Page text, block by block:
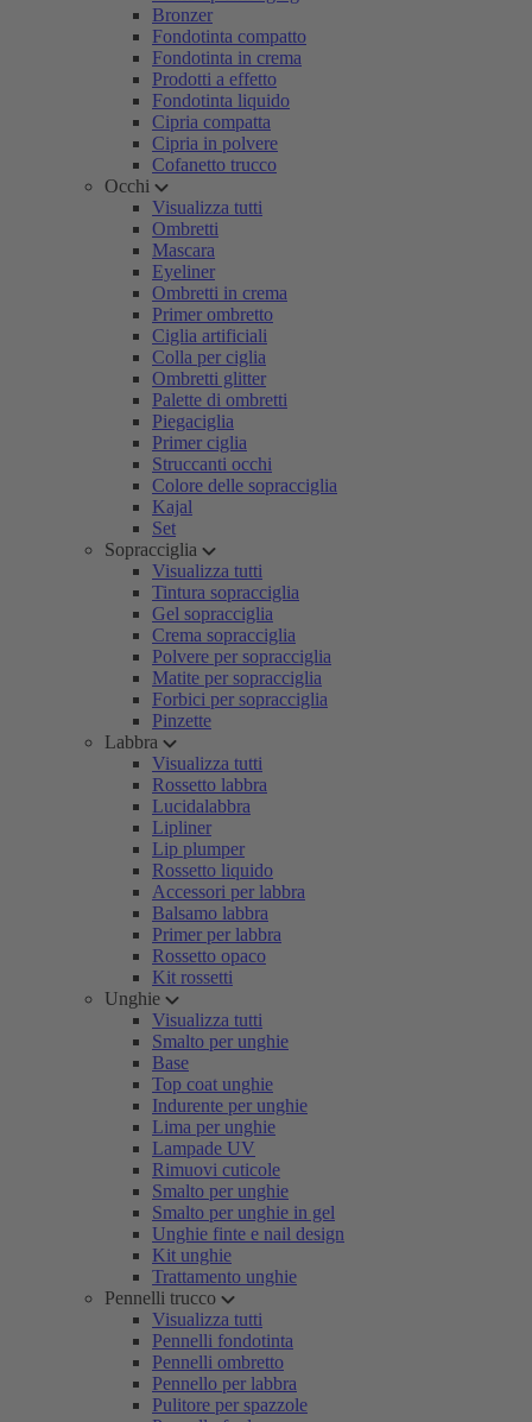
Bronzer
Fondotinta compatto
Fondotinta in crema
Prodotti a effetto
Fondotinta liquido
Cipria compatta
Cipria in polvere
Cofanetto trucco
Occhi
Visualizza tutti
Ombretti
Mascara
Eyeliner
Ombretti in crema
Primer ombretto
Ciglia artificiali
Colla per ciglia
Ombretti glitter
Palette di ombretti
Piegaciglia
Primer ciglia
Struccanti occhi
Colore delle sopracciglia
Kajal
Set
Sopracciglia
Visualizza tutti
Tintura sopracciglia
Gel sopracciglia
Crema sopracciglia
Polvere per sopracciglia
Matite per sopracciglia
Forbici per sopracciglia
Pinzette
Labbra
Visualizza tutti
Rossetto labbra
Lucidalabbra
Lipliner
Lip plumper
Rossetto liquido
Accessori per labbra
Balsamo labbra
Primer per labbra
Rossetto opaco
Kit rossetti
Unghie
Visualizza tutti
Smalto per unghie
Base
Top coat unghie
Indurente per unghie
Lima per unghie
Lampade UV
Rimuovi cuticole
Smalto per unghie
Smalto per unghie in gel
Unghie finte e nail design
Kit unghie
Trattamento unghie
Pennelli trucco
Visualizza tutti
Pennelli fondotinta
Pennelli ombretto
Pennello per labbra
Pulitore per spazzole